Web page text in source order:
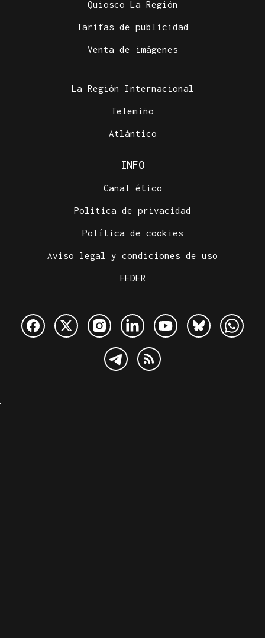
Quiosco La Región
Tarifas de publicidad
Venta de imágenes
La Región Internacional
Telemiño
Atlántico
INFO
Canal ético
Política de privacidad
Política de cookies
Aviso legal y condiciones de uso
FEDER